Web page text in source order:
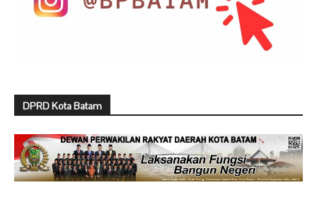
DPRD Kota Batam